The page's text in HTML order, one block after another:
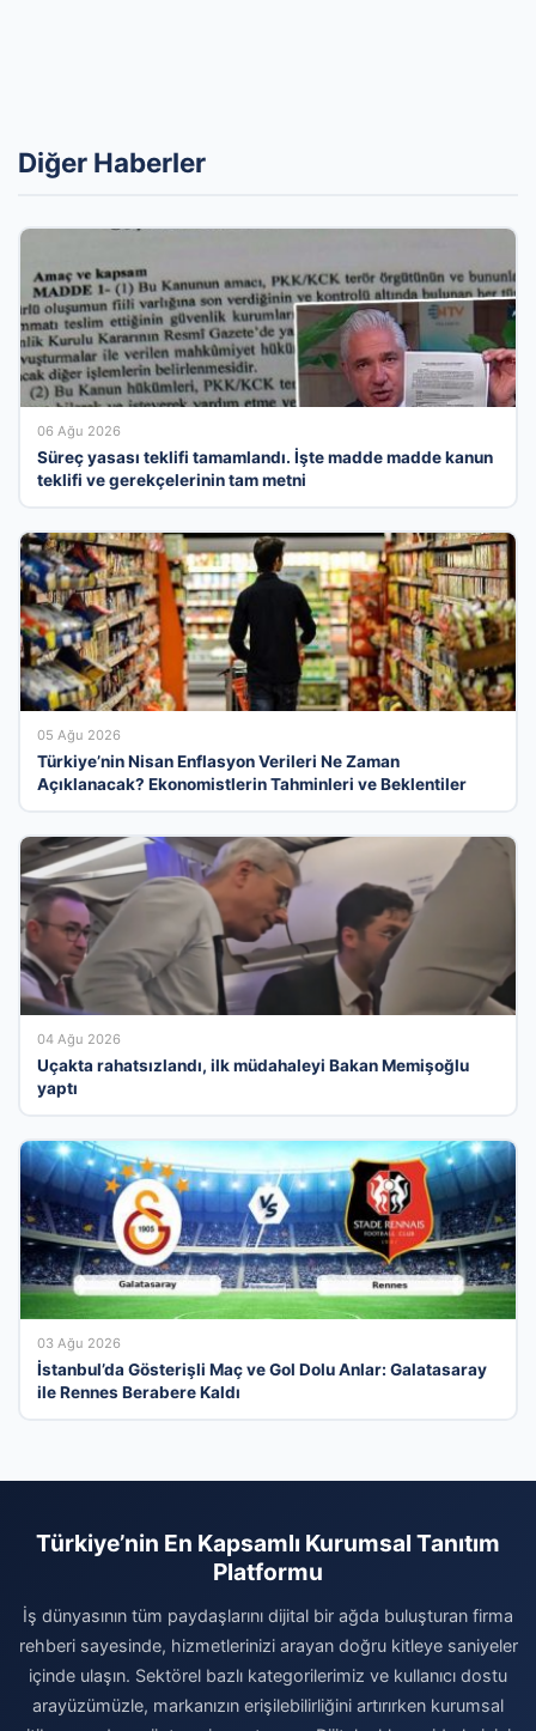
Diğer Haberler
06 Ağu 2026
Süreç yasası teklifi tamamlandı. İşte madde madde kanun
teklifi ve gerekçelerinin tam metni
05 Ağu 2026
Türkiye’nin Nisan Enflasyon Verileri Ne Zaman
Açıklanacak? Ekonomistlerin Tahminleri ve Beklentiler
04 Ağu 2026
Uçakta rahatsızlandı, ilk müdahaleyi Bakan Memişoğlu
yaptı
03 Ağu 2026
İstanbul’da Gösterişli Maç ve Gol Dolu Anlar: Galatasaray
ile Rennes Berabere Kaldı
Türkiye’nin En Kapsamlı Kurumsal Tanıtım
Platformu
İş dünyasının tüm paydaşlarını dijital bir ağda buluşturan firma
rehberi sayesinde, hizmetlerinizi arayan doğru kitleye saniyeler
içinde ulaşın. Sektörel bazlı kategorilerimiz ve kullanıcı dostu
arayüzümüzle, markanızın erişilebilirliğini artırırken kurumsal